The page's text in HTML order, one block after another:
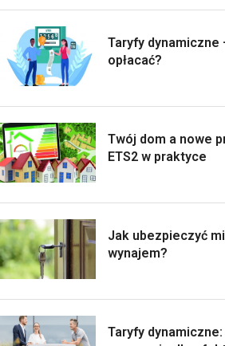
Taryfy dynamiczne
opłacać?
Twój dom a nowe
ETS2 w praktyce
Jak ubezpieczyć
wynajem?
Taryfy